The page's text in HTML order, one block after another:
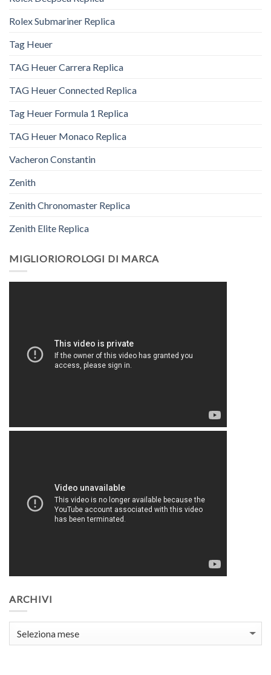
Rolex Submariner Replica
Tag Heuer
TAG Heuer Carrera Replica
TAG Heuer Connected Replica
Tag Heuer Formula 1 Replica
TAG Heuer Monaco Replica
Vacheron Constantin
Zenith
Zenith Chronomaster Replica
Zenith Elite Replica
MIGLIORIOROLOGI DI MARCA
ARCHIVI
Archivi